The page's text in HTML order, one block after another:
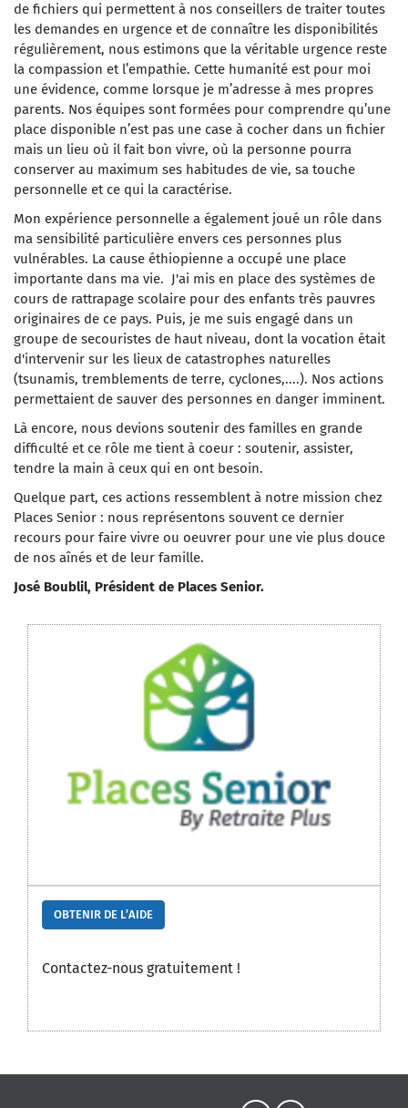
de fichiers qui permettent à nos conseillers de traiter toutes
les demandes en urgence et de connaître les disponibilités
régulièrement, nous estimons que la véritable urgence reste
la compassion et l’empathie. Cette humanité est pour moi
une évidence, comme lorsque je m’adresse à mes propres
parents. Nos équipes sont formées pour comprendre qu’une
place disponible n’est pas une case à cocher dans un fichier
mais un lieu où il fait bon vivre, où la personne pourra
conserver au maximum ses habitudes de vie, sa touche
personnelle et ce qui la caractérise.
Mon expérience personnelle a également joué un rôle dans
ma sensibilité particulière envers ces personnes plus
vulnérables. La cause éthiopienne a occupé une place
importante dans ma vie. J'ai mis en place des systèmes de
cours de rattrapage scolaire pour des enfants très pauvres
originaires de ce pays. Puis, je me suis engagé dans un
groupe de secouristes de haut niveau, dont la vocation était
d'intervenir sur les lieux de catastrophes naturelles
(tsunamis, tremblements de terre, cyclones,....). Nos actions
permettaient de sauver des personnes en danger imminent.
Là encore, nous devions soutenir des familles en grande
difficulté et ce rôle me tient à coeur : soutenir, assister,
tendre la main à ceux qui en ont besoin.
Quelque part, ces actions ressemblent à notre mission chez
Places Senior : nous représentons souvent ce dernier
recours pour faire vivre ou oeuvrer pour une vie plus douce
de nos aînés et de leur famille.
José Boublil, Président de Places Senior.
OBTENIR DE L’AIDE
Contactez-nous gratuitement !